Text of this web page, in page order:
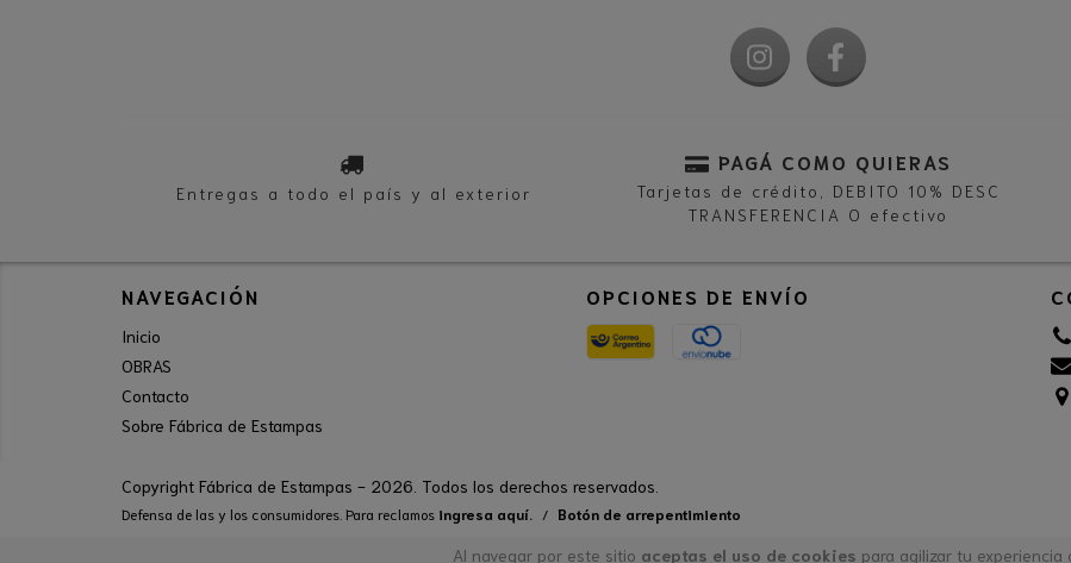
Al navegar por este sitio aceptas el uso de cookies para agilizar tu experiencia
Entregas a todo el país y al exterior
PAGÁ COMO QUIERAS
Tarjetas de crédito, DEBITO 10% DESC
TRANSFERENCIA O efectivo
NAVEGACIÓN
Inicio
OBRAS
Contacto
Sobre Fábrica de Estampas
OPCIONES DE ENVÍO
Copyright Fábrica de Estampas - 2026. Todos los derechos reservados.
Defensa de las y los consumidores. Para reclamos ingresa aquí. / Botón de arrepentimiento